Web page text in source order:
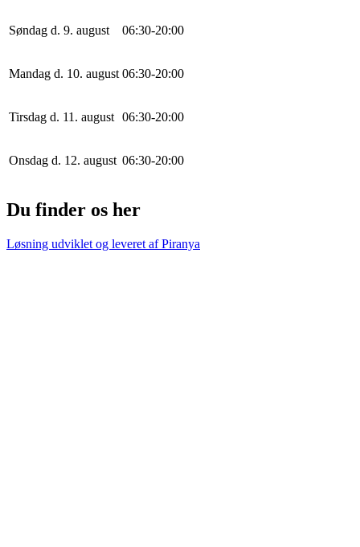
Søndag d. 9. august 06:30-20:00
Mandag d. 10. august 06:30-20:00
Tirsdag d. 11. august 06:30-20:00
Onsdag d. 12. august 06:30-20:00
Du finder os her
Løsning udviklet og leveret afPiranya